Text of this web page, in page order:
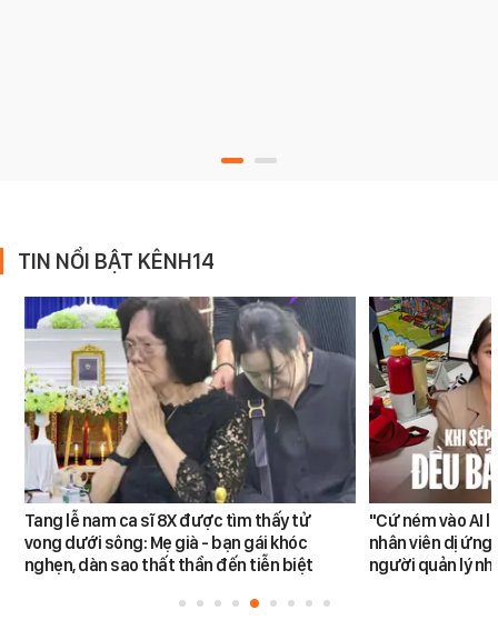
TIN NỔI BẬT KÊNH14
Tang lễ nam ca sĩ 8X được tìm thấy tử
vong dưới sông: Mẹ già - bạn gái khóc
nghẹn, dàn sao thất thần đến tiễn biệt
"Cứ ném vào AI
nhân viên dị ứng
người quản lý